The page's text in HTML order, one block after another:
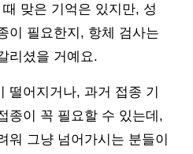
맞은 기억은 있지만, 성
이 필요한지, 항체 검사는
리셨을 거예요.
떨어지거나, 과거 접종 기
종이 꼭 필요할 수 있는데,
워 그냥 넘어가시는 분들이